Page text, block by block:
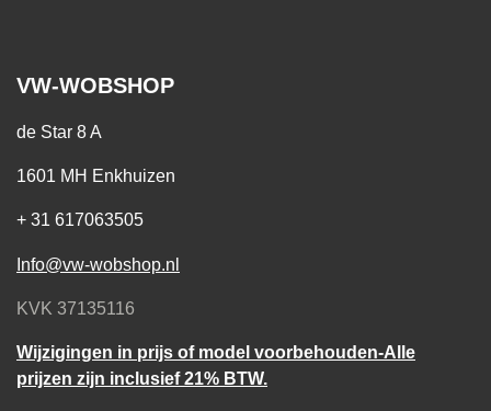
VW-WOBSHOP
de Star 8 A
1601 MH Enkhuizen
+ 31 617063505
Info@vw-wobshop.nl
KVK 37135116
Wijzigingen in prijs of model voorbehouden-Alle
prijzen zijn inclusief 21% BTW.